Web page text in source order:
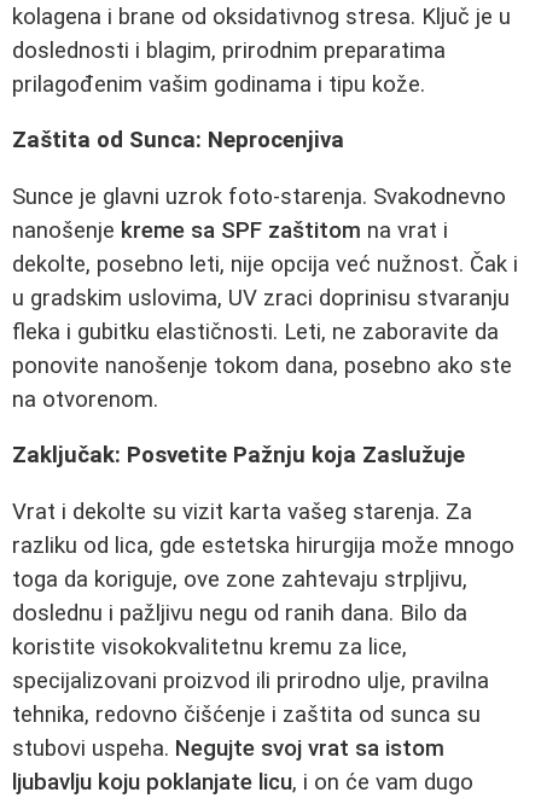
kolagena i brane od oksidativnog stresa. Ključ je u
doslednosti i blagim, prirodnim preparatima
prilagođenim vašim godinama i tipu kože.
Zaštita od Sunca: Neprocenjiva
Sunce je glavni uzrok foto-starenja. Svakodnevno
nanošenje kreme sa SPF zaštitom na vrat i
dekolte, posebno leti, nije opcija već nužnost. Čak i
u gradskim uslovima, UV zraci doprinisu stvaranju
fleka i gubitku elastičnosti. Leti, ne zaboravite da
ponovite nanošenje tokom dana, posebno ako ste
na otvorenom.
Zaključak: Posvetite Pažnju koja Zaslužuje
Vrat i dekolte su vizit karta vašeg starenja. Za
razliku od lica, gde estetska hirurgija može mnogo
toga da koriguje, ove zone zahtevaju strpljivu,
doslednu i pažljivu negu od ranih dana. Bilo da
koristite visokokvalitetnu kremu za lice,
specijalizovani proizvod ili prirodno ulje, pravilna
tehnika, redovno čišćenje i zaštita od sunca su
stubovi uspeha. Negujte svoj vrat sa istom
ljubavlju koju poklanjate licu, i on će vam dugo